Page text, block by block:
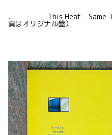
. This Heat – Same（
真はオリジナル盤）